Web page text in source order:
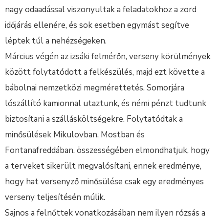
nagy odaadással viszonyultak a feladatokhoz a zord
időjárás ellenére, és sok esetben egymást segítve
léptek túl a nehézségeken.
Március végén az izsáki felmérőn, verseny körülmények
között folytatódott a felkészülés, majd ezt követte a
bábolnai nemzetközi megmérettetés. Somorjára
lószállító kamionnal utaztunk, és némi pénzt tudtunk
biztosítani a szállásköltségekre. Folytatódtak a
minősülések Mikulovban, Mostban és
Fontanafreddában. összességében elmondhatjuk, hogy
a terveket sikerült megvalósítani, ennek eredménye,
hogy hat versenyző minősülése csak egy eredményes
verseny teljesítésén múlik.
Sajnos a felnőttek vonatkozásában nem ilyen rózsás a